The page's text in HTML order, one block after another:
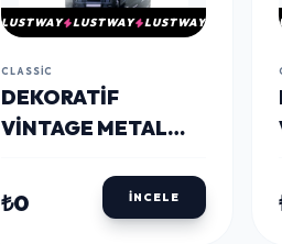
LUSTWAY LUSTWAY LUSTWAY
CLASSIC
DEKORATIF
VINTAGE METAL
TAXI 20X30
₺0 İNCELE